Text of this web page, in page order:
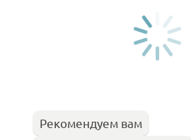
Рекомендуем вам